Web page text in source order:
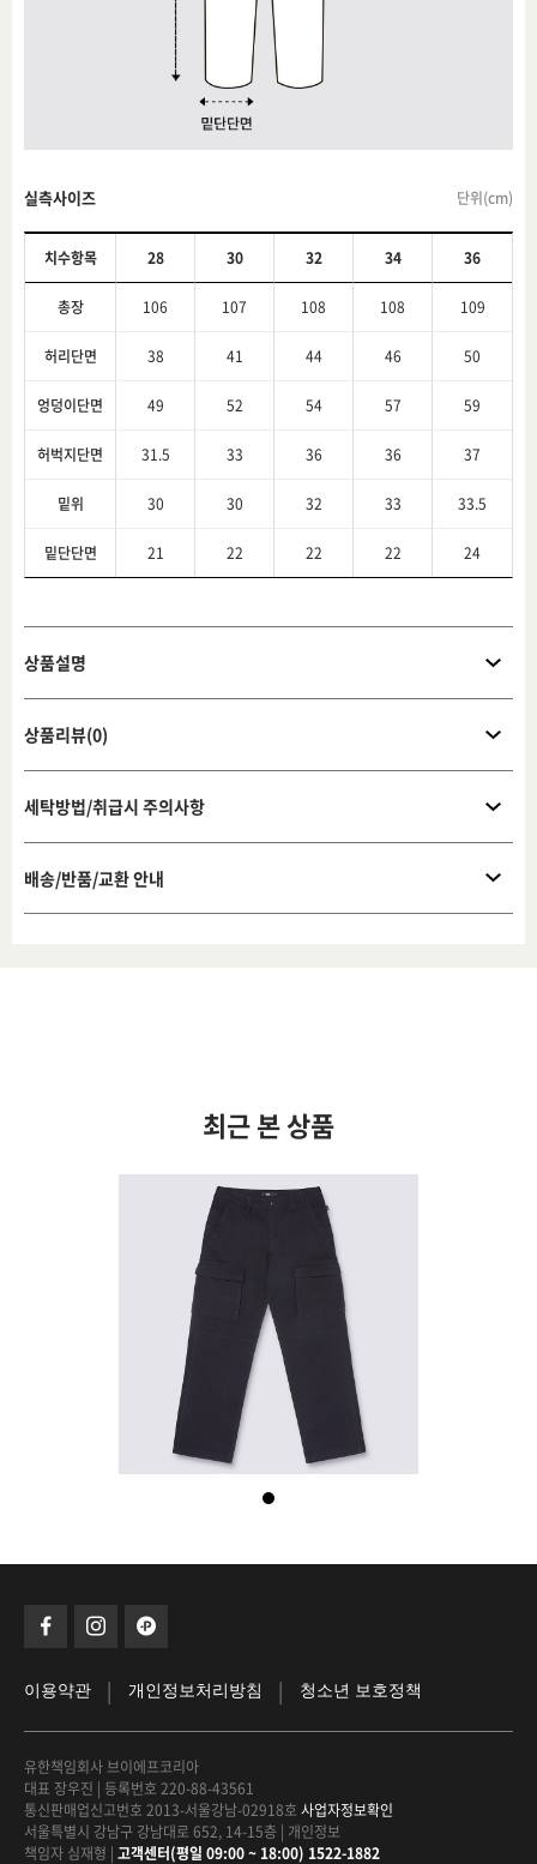
실측사이즈 단위(cm)
치수항목 28 30 32 34 36
총장 106 107 108 108 109
허리단면 38 41 44 46 50
엉덩이단면 49 52 54 57 59
허벅지단면 31.5 33 36 36 37
밑위 30 30 32 33 33.5
밑단단면 21 22 22 22 24
상품설명
상품리뷰(0)
세탁방법/취급시 주의사항
배송/반품/교환 안내
최근 본 상품
이용약관 | 개인정보처리방침 | 청소년 보호정책
유한책임회사 브이에프코리아
대표 장우진 | 등록번호 220-88-43561
통신판매업신고번호 2013-서울강남-02918호 사업자정보확인
서울특별시 강남구 강남대로 652, 14-15층 | 개인정보
책임자 심재형 | 고객센터(평일 09:00 ~ 18:00) 1522-1882